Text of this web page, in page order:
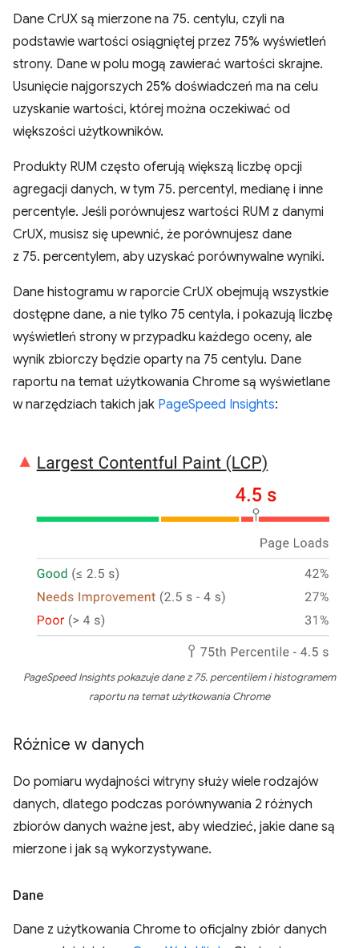
Dane CrUX są mierzone na 75. centylu, czyli na
podstawie wartości osiągniętej przez 75% wyświetleń
strony. Dane w polu mogą zawierać wartości skrajne.
Usunięcie najgorszych 25% doświadczeń ma na celu
uzyskanie wartości, której można oczekiwać od
większości użytkowników.
Produkty RUM często oferują większą liczbę opcji
agregacji danych, w tym 75. percentyl, medianę i inne
percentyle. Jeśli porównujesz wartości RUM z danymi
CrUX, musisz się upewnić, że porównujesz dane
z 75. percentylem, aby uzyskać porównywalne wyniki.
Dane histogramu w raporcie CrUX obejmują wszystkie
dostępne dane, a nie tylko 75 centyla, i pokazują liczbę
wyświetleń strony w przypadku każdego oceny, ale
wynik zbiorczy będzie oparty na 75 centylu. Dane
raportu na temat użytkowania Chrome są wyświetlane
w narzędziach takich jak PageSpeed Insights:
PageSpeed Insights pokazuje dane z 75. percentilem i histogramem
raportu na temat użytkowania Chrome
Różnice w danych
Do pomiaru wydajności witryny służy wiele rodzajów
danych, dlatego podczas porównywania 2 różnych
zbiorów danych ważne jest, aby wiedzieć, jakie dane są
mierzone i jak są wykorzystywane.
Dane
Dane z użytkowania Chrome to oficjalny zbiór danych